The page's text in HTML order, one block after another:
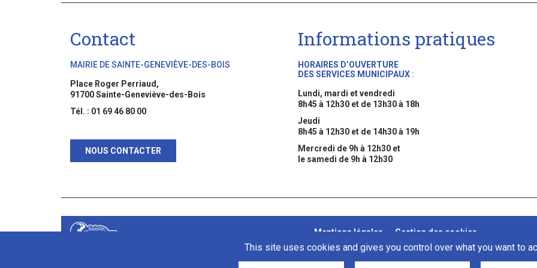
Contact
MAIRIE DE SAINTE-GENEVIÈVE-DES-BOIS
Place Roger Perriaud,
91700 Sainte-Geneviève-des-Bois
Tél. : 01 69 46 80 00
NOUS CONTACTER
Informations pratiques
HORAIRES D’OUVERTURE
DES SERVICES MUNICIPAUX :
Lundi, mardi et vendredi
8h45 à 12h30 et de 13h30 à 18h
Jeudi
8h45 à 12h30 et de 14h30 à 19h
Mercredi de 9h à 12h30 et
le samedi de 9h à 12h30
Mentions légales
Gestion des cookies
This site uses cookies and gives you control over what you want to